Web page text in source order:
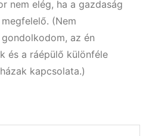
nem elég, ha a gazdaság
(Nem
az én
és a ráépülő különféle
kapcsolata.)